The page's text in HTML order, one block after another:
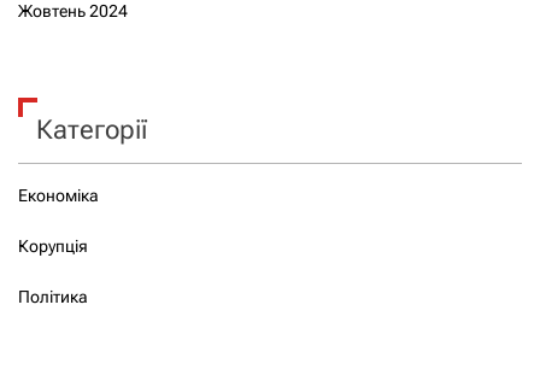
Жовтень 2024
Категорії
Економіка
Корупція
Політика